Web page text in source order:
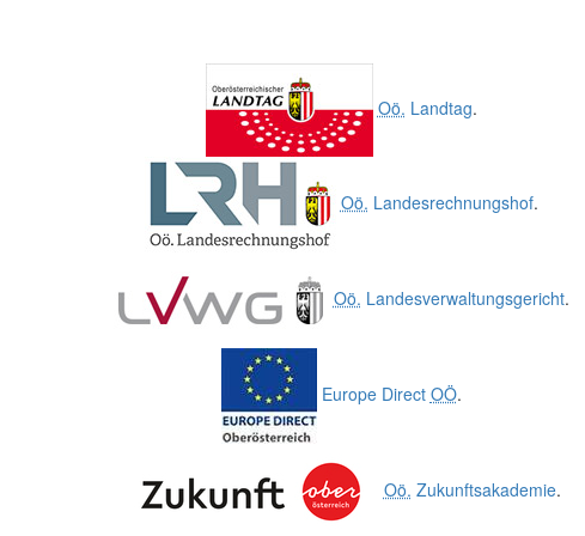
Oö. Landtag.
Oö. Landesrechnungshof.
Oö. Landesverwaltungsgericht.
Europe Direct OÖ.
Oö. Zukunftsakademie.